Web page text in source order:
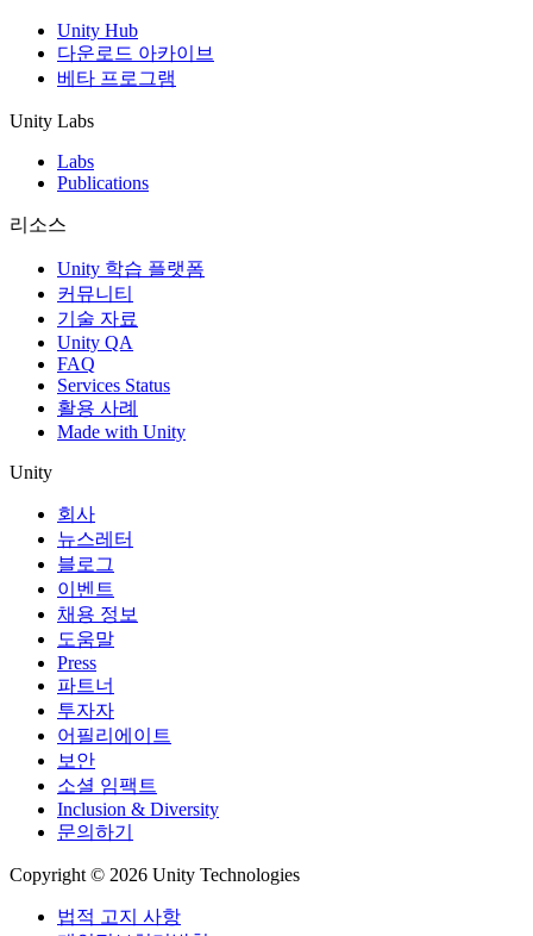
Unity Hub
다운로드 아카이브
베타 프로그램
Unity Labs
Labs
Publications
리소스
Unity 학습 플랫폼
커뮤니티
기술 자료
Unity QA
FAQ
Services Status
활용 사례
Made with Unity
Unity
회사
뉴스레터
블로그
이벤트
채용 정보
도움말
Press
파트너
투자자
어필리에이트
보안
소셜 임팩트
Inclusion & Diversity
문의하기
Copyright © 2026 Unity Technologies
법적 고지 사항